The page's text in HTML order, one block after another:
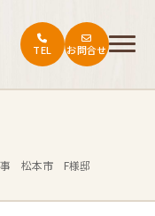
TEL お問合せ
事 松本市 F様邸